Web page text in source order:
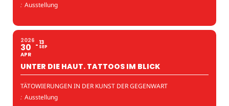
: Ausstellung
2026
30
APR
13
SEP
UNTER DIE HAUT. TATTOOS IM BLICK
TÄTOWIERUNGEN IN DER KUNST DER GEGENWART
: Ausstellung